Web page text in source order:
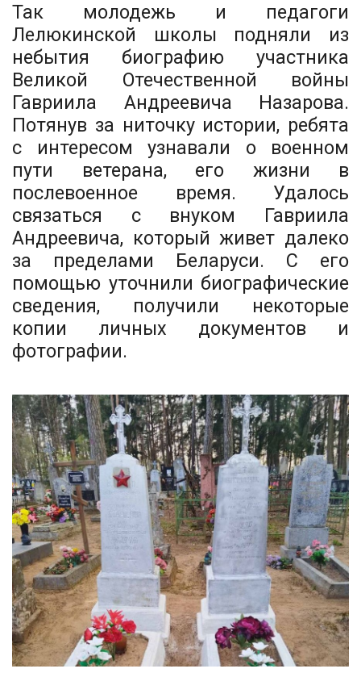
Так молодежь и педагоги
Лелюкинской школы подняли из
небытия биографию участника
Великой Отечественной войны
Гавриила Андреевича Назарова.
Потянув за ниточку истории, ребята
с интересом узнавали о военном
пути ветерана, его жизни в
послевоенное время. Удалось
связаться с внуком Гавриила
Андреевича, который живет далеко
за пределами Беларуси. С его
помощью уточнили биографические
сведения, получили некоторые
копии личных документов и
фотографии.